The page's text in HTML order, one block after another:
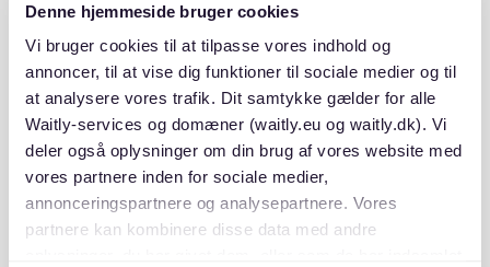
Denne hjemmeside bruger cookies
Vi bruger cookies til at tilpasse vores indhold og
annoncer, til at vise dig funktioner til sociale medier og til
at analysere vores trafik. Dit samtykke gælder for alle
Waitly-services og domæner (waitly.eu og waitly.dk). Vi
deler også oplysninger om din brug af vores website med
vores partnere inden for sociale medier,
annonceringspartnere og analysepartnere. Vores
partnere kan kombinere disse data med andre
2006
Beskrivelse